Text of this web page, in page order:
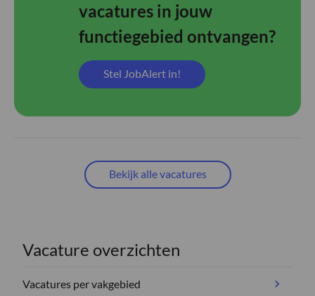
vacatures in jouw
functiegebied ontvangen?
Stel JobAlert in!
Bekijk alle vacatures
Vacature overzichten
Vacatures per vakgebied